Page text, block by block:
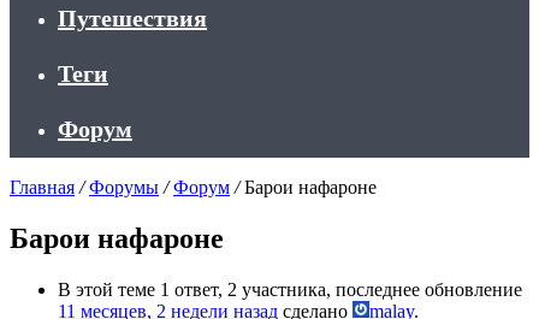
Путешествия
Теги
Форум
Главная / Форумы / Форум / Барои нафароне
Барои нафароне
В этой теме 1 ответ, 2 участника, последнее обновление
11 месяцев, 2 недели назад сделано malay.